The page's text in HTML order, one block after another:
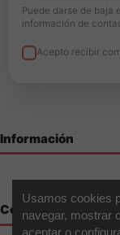
Puede darse de baja
información de
Acepto recibir
Información
Contáctenos
Usamos cookies
navegar, mostrar
aceptar o